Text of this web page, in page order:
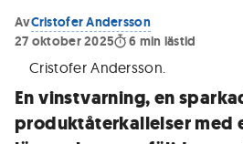
AvCristofer Andersson
27 oktober 2025
6 min lästid
Cristofer Andersson.
En vinstvarning, en
produktåterkallelser med